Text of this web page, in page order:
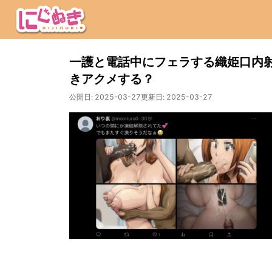
一護と電話中にフェラする織姫口内
きアクメする？
公開日: 2025-03-27更新日: 2025-03-27